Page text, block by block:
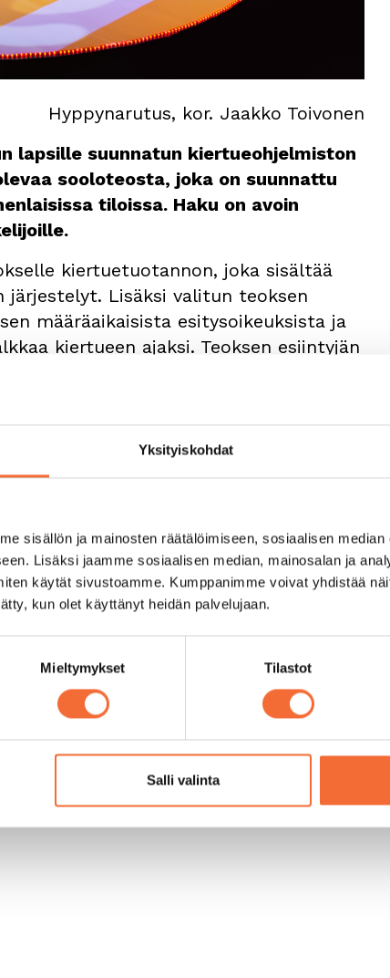
Yksityiskohdat
sisällön ja mainosten räätälöimiseen, sosiaalisen
Lisäksi jaamme sosiaalisen median, mainosalan ja
käytät sivustoamme. Kumppanimme voivat yhdistää
kun olet käyttänyt heidän palvelujaan.
Mieltymykset Tilastot
Salli valinta
Hyppynarutus, kor. Jaakko Toivonen
lapsille suunnatun kiertueohjelmiston
sooloteosta, joka on suunnattu
tiloissa. Haku on avoin
kiertuetuotannon, joka sisältää
järjestelyt. Lisäksi valitun teoksen
määräaikaisista esitysoikeuksista ja
kiertueen ajaksi. Teoksen esiintyjän
aikana.
produktioehdotus (maks. 2 A4-
osoitteeseen rekry@raatikko.fi. Liitä
linkki teostallenteeseen (jos sellainen
ja siitä vastaa teatterinjohtaja
mitä tahansa.
mahdollisesti maalis–huhtikuussa
normaalikokoiseen